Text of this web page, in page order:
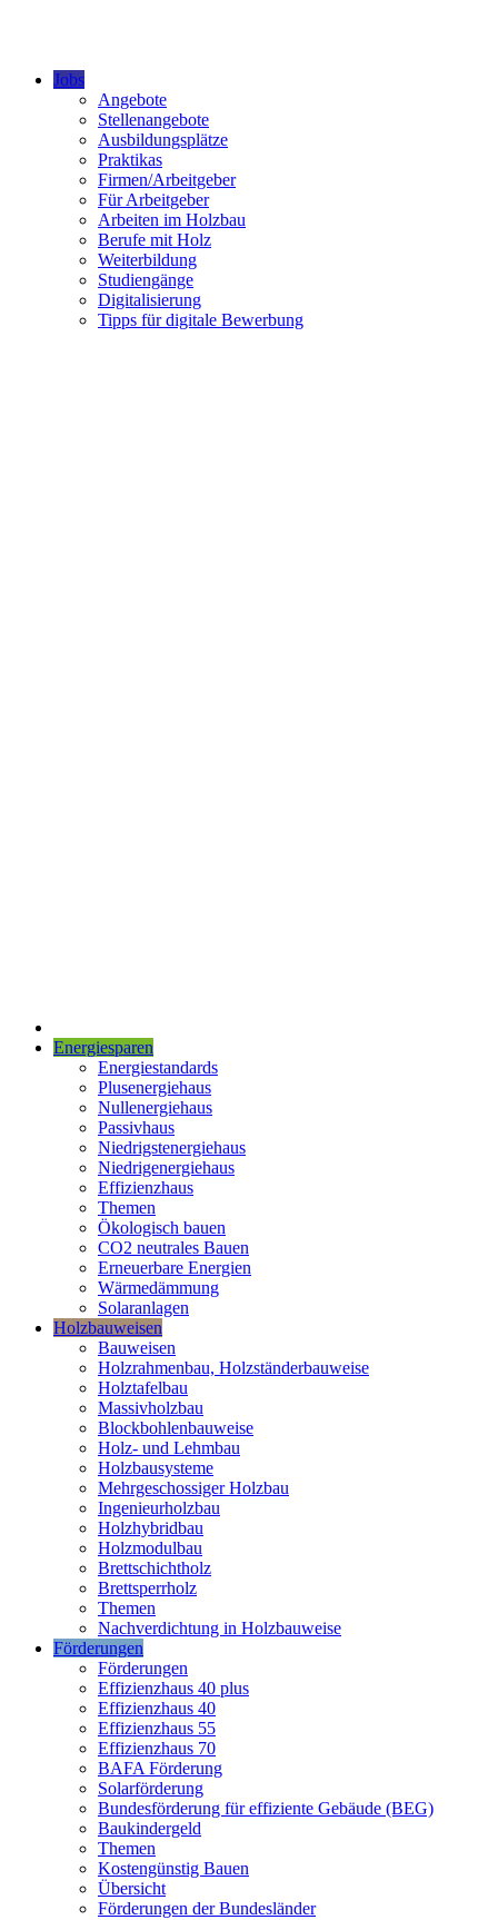
Jobs
Angebote
Stellenangebote
Ausbildungsplätze
Praktikas
Firmen/Arbeitgeber
Für Arbeitgeber
Arbeiten im Holzbau
Berufe mit Holz
Weiterbildung
Studiengänge
Digitalisierung
Tipps für digitale Bewerbung
Energiesparen
Energiestandards
Plusenergiehaus
Nullenergiehaus
Passivhaus
Niedrigstenergiehaus
Niedrigenergiehaus
Effizienzhaus
Themen
Ökologisch bauen
CO2 neutrales Bauen
Erneuerbare Energien
Wärmedämmung
Solaranlagen
Holzbauweisen
Bauweisen
Holzrahmenbau, Holzständerbauweise
Holztafelbau
Massivholzbau
Blockbohlenbauweise
Holz- und Lehmbau
Holzbausysteme
Mehrgeschossiger Holzbau
Ingenieurholzbau
Holzhybridbau
Holzmodulbau
Brettschichtholz
Brettsperrholz
Themen
Nachverdichtung in Holzbauweise
Förderungen
Förderungen
Effizienzhaus 40 plus
Effizienzhaus 40
Effizienzhaus 55
Effizienzhaus 70
BAFA Förderung
Solarförderung
Bundesförderung für effiziente Gebäude (BEG)
Baukindergeld
Themen
Kostengünstig Bauen
Übersicht
Förderungen der Bundesländer